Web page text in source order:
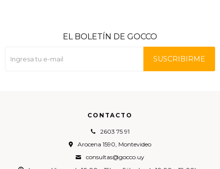
CONTACTO
2603 75 91
Arocena 1590, Montevideo
consultas@gocco.uy
EL BOLETÍN DE GOCCO
SUSCRIBIRME